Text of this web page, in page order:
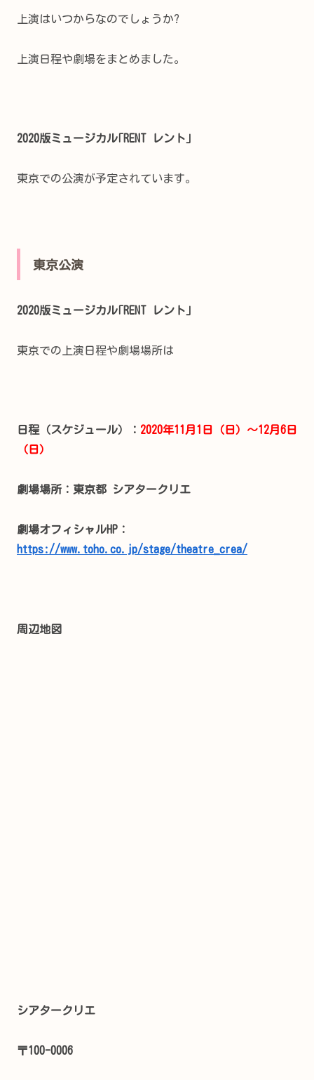
上演はいつからなのでしょうか?
上演日程や劇場をまとめました。
2020版ミュージカル｢RENT レント｣
東京での公演が予定されています。
東京公演
2020版ミュージカル｢RENT レント｣
東京での上演日程や劇場場所は
日程（スケジュール）： 2020年11月1日（日）～12月6日
（日）
劇場場所：東京都 シアタークリエ
劇場オフィシャルHP：
https://www.toho.co.jp/stage/theatre_crea/
周辺地図
シアタークリエ
〒100-0006